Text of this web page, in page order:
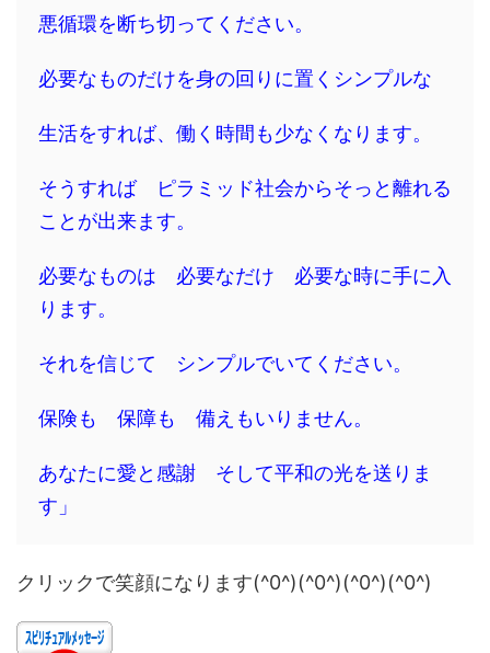
悪循環を断ち切ってください。
必要なものだけを身の回りに置くシンプルな
生活をすれば、働く時間も少なくなります。
そうすれば ピラミッド社会からそっと離れる
ことが出来ます。
必要なものは 必要なだけ 必要な時に手に入
ります。
それを信じて シンプルでいてください。
保険も 保障も 備えもいりません。
あなたに愛と感謝 そして平和の光を送りま
す」
クリックで笑顔になります(^0^)(^0^)(^0^)(^0^)